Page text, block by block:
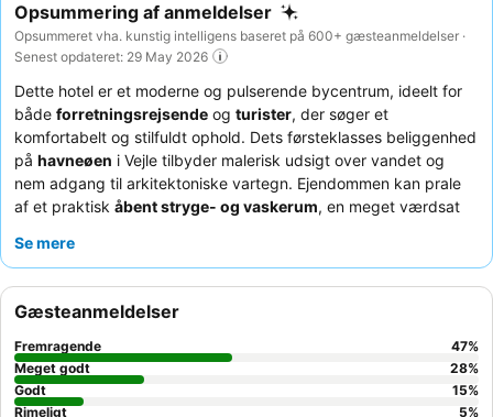
Opsummering af anmeldelser
Opsummeret vha. kunstig intelligens baseret på 600+ gæsteanmeldelser ·
Senest opdateret: 29 May 2026
Dette hotel er et moderne og pulserende bycentrum, ideelt for
både forretningsrejsende og turister, der søger et
komfortabelt og stilfuldt ophold. Dets førsteklasses beliggenhed
på havneøen i Vejle tilbyder malerisk udsigt over vandet og
nem adgang til arkitektoniske vartegn. Ejendommen kan prale
af et praktisk åbent stryge- og vaskerum, en meget værdsat
og imødekommende personale
tagloungenfor panoramaudsigt over fjorden og byen.
Se mere
Gæsteanmeldelser
Fremragende 47%
Meget godt
28%
Godt
15%
Rimeligt
5%